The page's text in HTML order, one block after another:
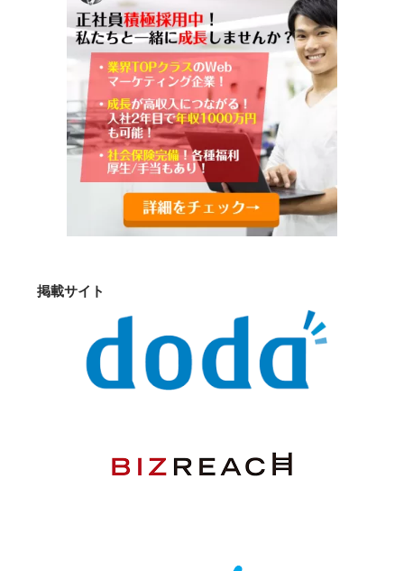
掲載サイト